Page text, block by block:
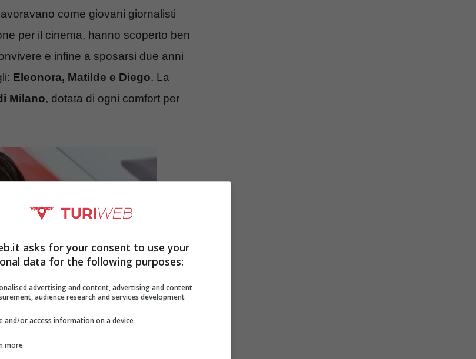
come giovani giornalisti
per il cinema, hanno scoperto ben
e infine a sposarsi due anni
Eleonora, Matilde e Diego. La
Milano, dotata di ogni comfort per
asks for your consent to use your
data for the following purposes:
advertising and content, advertising and content
audience research and services development
and/or access information on a device
more